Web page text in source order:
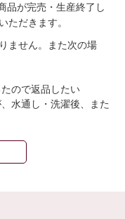
品が完売・生産終了し
ただきます。
ません。また次の場
ので返品したい
水通し・洗濯後、また